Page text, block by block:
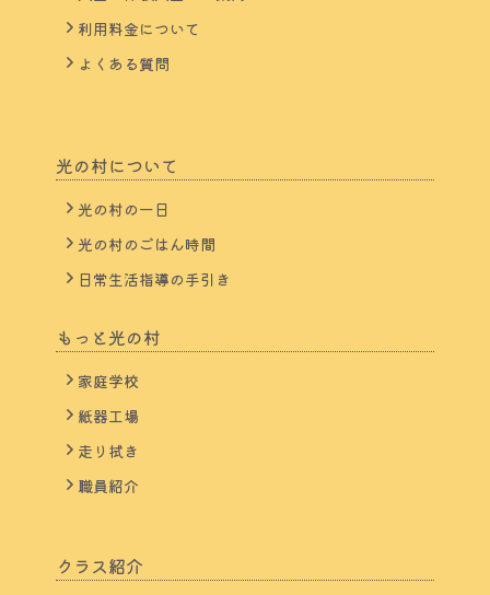
利用料金について
よくある質問
光の村について
光の村の一日
光の村のごはん時間
日常生活指導の手引き
もっと光の村
家庭学校
紙器工場
走り拭き
職員紹介
クラス紹介